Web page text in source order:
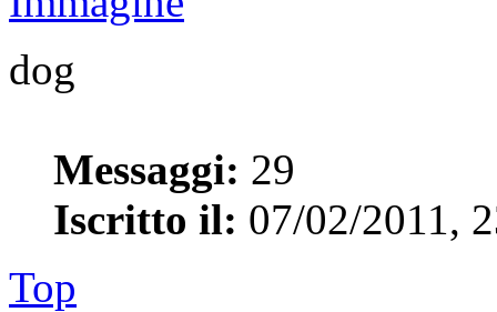
dog
Messaggi: 29
Iscritto il: 07/02/2011,
Top